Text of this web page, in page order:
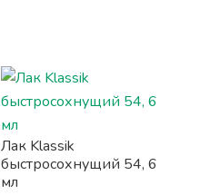
Лак Klassik
быстросохнущий 54, 6
мл